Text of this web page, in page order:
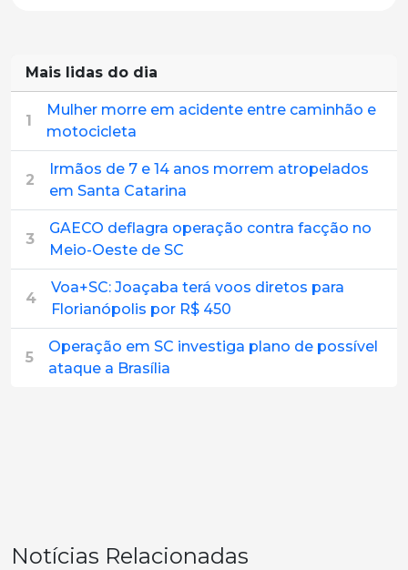
Mais lidas do dia
1
Mulher morre em acidente entre caminhão e
motocicleta
2
Irmãos de 7 e 14 anos morrem atropelados
em Santa Catarina
3
GAECO deflagra operação contra facção no
Meio-Oeste de SC
4
Voa+SC: Joaçaba terá voos diretos para
Florianópolis por R$ 450
5
Operação em SC investiga plano de possível
ataque a Brasília
Notícias Relacionadas